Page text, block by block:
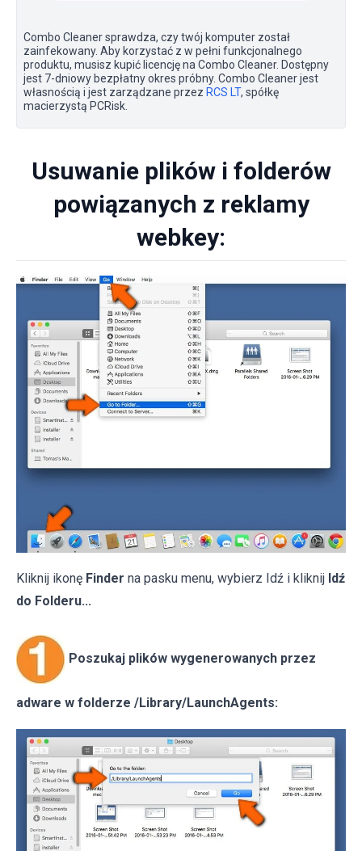
Combo Cleaner sprawdza, czy twój komputer został
zainfekowany. Aby korzystać z w pełni funkcjonalnego
produktu, musisz kupić licencję na Combo Cleaner. Dostępny
jest 7-dniowy bezpłatny okres próbny. Combo Cleaner jest
własnością i jest zarządzane przez RCS LT, spółkę
macierzystą PCRisk.
Usuwanie plików i folderów
powiązanych z reklamy
webkey:
Kliknij ikonę Finder na pasku menu, wybierz Idź i kliknij Idź
do Folderu...
Poszukaj plików wygenerowanych przez
adware w folderze /Library/LaunchAgents: